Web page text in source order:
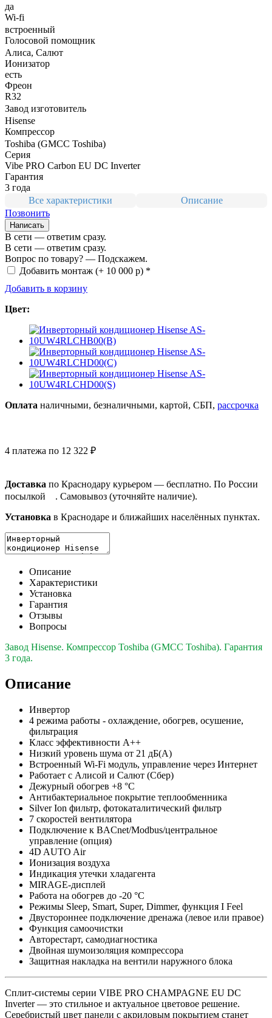
да
Wi-fi
встроенный
Голосовой помощник
Алиса, Салют
Ионизатор
есть
Фреон
R32
Завод изготовитель
Hisense
Компрессор
Toshiba (GMCC Toshiba)
Серия
Vibe PRO Carbon EU DC Inverter
Гарантия
3 года
Все характеристики
Описание
Позвонить
Написать
В сети — ответим сразу.
В сети — ответим сразу.
Вопрос по товару? — Подскажем.
Добавить монтаж (+ 10 000 р) *
Добавить в корзину
Цвет:
Оплата наличными, безналичными, картой, СБП, рассрочка
4 платежа по 12 322 ₽
Доставка по Краснодару курьером — бесплатно. По России
посылкой
. Самовывоз (уточняйте наличие).
Установка в Краснодаре и ближайших населённых пунктах.
Описание
Характеристики
Установка
Гарантия
Отзывы
Вопросы
Завод Hisense. Компрессор Toshiba (GMCC Toshiba). Гарантия
3 года.
Описание
Инвертор
4 режима работы - охлаждение, обогрев, осушение,
фильтрация
Класс эффективности A++
Низкий уровень шума от 21 дБ(А)
Встроенный Wi-Fi модуль, управление через Интернет
Работает с Алисой и Салют (Сбер)
Дежурный обогрев +8 °C
Антибактериальное покрытие теплообменника
Silver Ion фильтр, фотокаталитический фильтр
7 скоростей вентилятора
Подключение к BACnet/Modbus/центральное
управление (опция)
4D AUTO Air
Ионизация воздуха
Индикация утечки хладагента
MIRAGE-дисплей
Работа на обогрев до -20 °C
Режимы Sleep, Smart, Super, Dimmer, функция I Feel
Двустороннее подключение дренажа (левое или правое)
Функция самоочистки
Авторестарт, самодиагностика
Двойная шумоизоляция компрессора
Защитная накладка на вентили наружного блока
Сплит-системы серии VIBE PRO CHAMPAGNE EU DC
Inverter — это cтильное и актуальное цветовое решение.
Серебристый цвет панели с акриловым покрытием станет